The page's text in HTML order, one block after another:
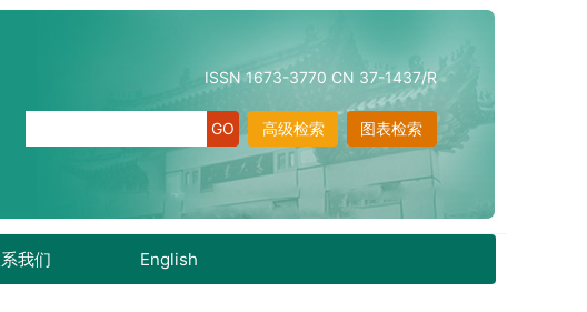
ISSN 1673-3770 CN 37-1437/R
图表检索
高级检索
我们 English